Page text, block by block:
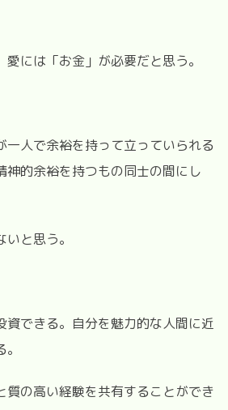
には「お金」が必要だと思う。
一人で余裕を持って立っていられる
神的余裕を持つもの同士の間にし
と思う。
資できる。自分を魅力的な人間に近
質の高い経験を共有することができ